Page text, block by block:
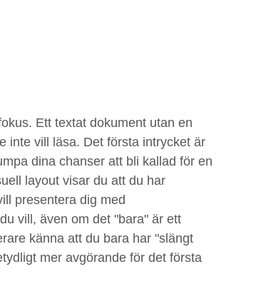
Ett textat dokument utan en
inte vill läsa. Det första intrycket är
dina chanser att bli kallad för en
layout visar du att du har
presentera dig med
vill, även om det "bara" är ett
känna att du bara har "slängt
mer avgörande för det första